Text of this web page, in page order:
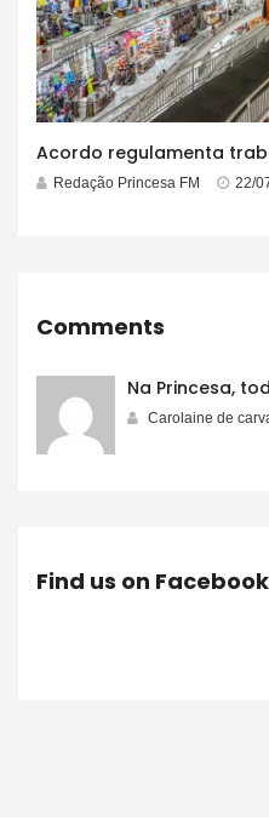
Redação Princesa FM 22/
Comments
Na Princesa,
Carolaine de
Find us on Facebook